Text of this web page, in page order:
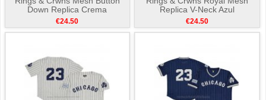
Down Replica Crema
€24.50
Replica V-Neck Azul
€24.50